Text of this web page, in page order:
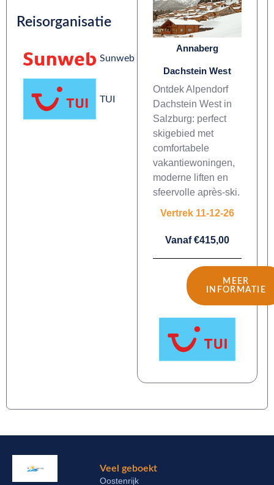
Reisorganisatie
Sunweb
TUI
Annaberg
Dachstein West
Ontdek Alpendorf
Dachstein West in
Salzburg: perfect
skigebied met
comfortabele
vakantiewoningen,
moderne liften en
sfeervolle après-ski.
Vertrek 11-12-26
Vanaf €415,00
MEER
INFORMATIE
Veel geboekt
Oostenrijk